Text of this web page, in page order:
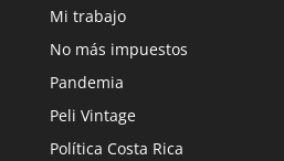
Mi trabajo
No más impuestos
Pandemia
Peli Vintage
Política Costa Rica